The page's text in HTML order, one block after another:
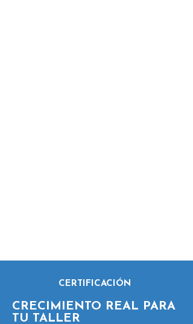
CERTIFICACIÓN
CRECIMIENTO REAL PARA
TU TALLER